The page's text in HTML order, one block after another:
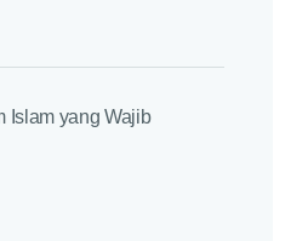
Islam yang Wajib